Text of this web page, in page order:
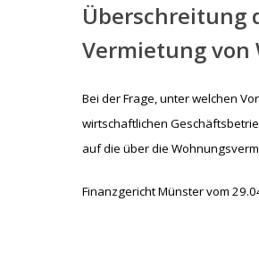
Überschreitung
Vermietung von
Bei der Frage, unter welchen
wirtschaftlichen
auf die über die
Finanzgericht Münster vom